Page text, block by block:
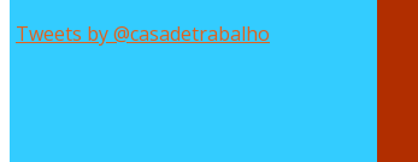
Tweets by @casadetrabalho